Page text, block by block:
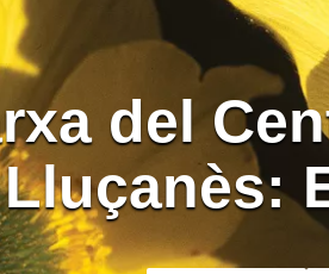
del
Lluçanès: